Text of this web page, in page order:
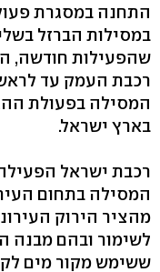
התחנה במסגרת
במסילות הברזל
שהפעילות חודשה,
רכבת העמק עד
המסילה בפעולת
בארץ ישראל.
המסילה בתחום
מהציר הירוק
לשימור ובהם מבנה
ששימש מקור מים